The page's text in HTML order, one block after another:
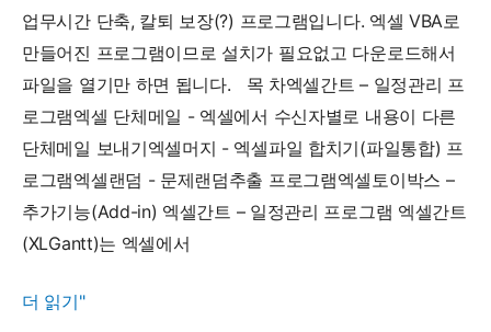
램
수
정
방
법
업무시간 단축, 칼퇴 보장(?) 프로그램입니다. 엑셀 VBA로
만들어진 프로그램이므로 설치가 필요없고 다운로드해서
파일을 열기만 하면 됩니다. 목 차엑셀간트 – 일정관리 프
로그램엑셀 단체메일 - 엑셀에서 수신자별로 내용이 다른
단체메일 보내기엑셀머지 - 엑셀파일 합치기(파일통합) 프
로그램엑셀랜덤 - 문제랜덤추출 프로그램엑셀토이박스 –
추가기능(Add-in) 엑셀간트 – 일정관리 프로그램 엑셀간트
(XLGantt)는 엑셀에서
시
더 읽기"